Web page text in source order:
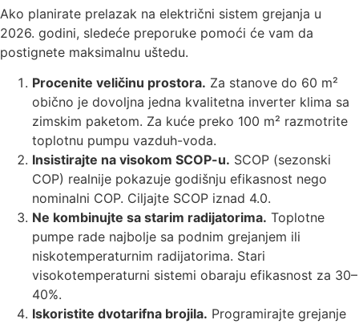
Ako planirate prelazak na električni sistem grejanja u
2026. godini, sledeće preporuke pomoći će vam da
postignete maksimalnu uštedu.
Procenite veličinu prostora. Za stanove do 60 m²
obično je dovoljna jedna kvalitetna inverter klima sa
zimskim paketom. Za kuće preko 100 m² razmotrite
toplotnu pumpu vazduh-voda.
Insistirajte na visokom SCOP-u. SCOP (sezonski
COP) realnije pokazuje godišnju efikasnost nego
nominalni COP. Ciljajte SCOP iznad 4.0.
Ne kombinujte sa starim radijatorima. Toplotne
pumpe rade najbolje sa podnim grejanjem ili
niskotemperaturnim radijatorima. Stari
visokotemperaturni sistemi obaraju efikasnost za 30–
40%.
Iskoristite dvotarifna brojila. Programirajte grejanje